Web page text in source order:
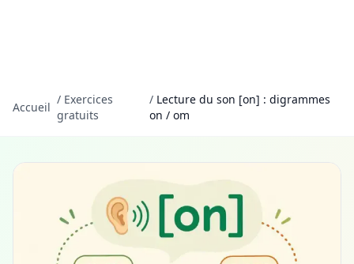
Accueil
/ Exercices
gratuits
/ Lecture du son [on] : digrammes
on / om